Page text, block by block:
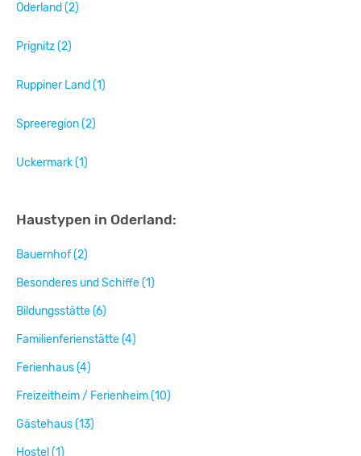
Oderland (2)
Prignitz (2)
Ruppiner Land (1)
Spreeregion (2)
Uckermark (1)
Haustypen in Oderland:
Bauernhof (2)
Besonderes und Schiffe (1)
Bildungsstätte (6)
Familienferienstätte (4)
Ferienhaus (4)
Freizeitheim / Ferienheim (10)
Gästehaus (13)
Hostel (1)